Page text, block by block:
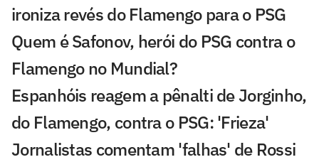
ironiza revés do Flamengo para o PSG
Quem é Safonov, herói do PSG contra o
Flamengo no Mundial?
Espanhóis reagem a pênalti de Jorginho,
do Flamengo, contra o PSG: 'Frieza'
Jornalistas comentam 'falhas' de Rossi